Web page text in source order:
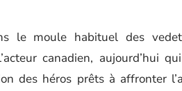
le moule habituel des
canadien, aujourd’hui
des héros prêts à affronter